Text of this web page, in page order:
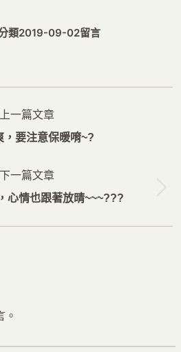
類2019-09-02留言
上一篇文章
上
篇
文
章：
，要注意保暖唷~?
下一篇文章
下
心情也跟著放晴~~~???
。